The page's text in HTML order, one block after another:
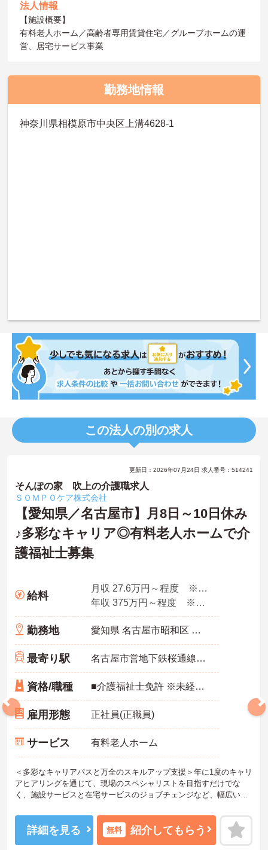
法人情報
【施設概要】
有料老人ホーム／高齢者専用賃貸住宅／グループホームの運
営、居宅サービス事業
勤務地情報
神奈川県相模原市中央区上溝4628-1
この法人の別の求人
更新日：2026年07月24日 求人番号：514241
そんぽの家 吹上の介護職求人
ＳＯＭＰＯケア株式会社
【愛知県／名古屋市】月8日～10日休み
♪多彩なキャリア◎有料老人ホームで介
護福祉士募集
給料
月収 27.6万円～程度 ※諸手当込み
年収 375万円～程度 ※想定年収
勤務地 愛知県 名古屋市昭和区 阿由知通2-6
最寄り駅 名古屋市営地下鉄桜通線「吹上(愛知)駅」徒歩4分
資格/職種 ■介護福祉士免許 ※未経験・ブランク可
雇用形態 正社員(正職員)
サービス 有料老人ホーム
＜多彩なキャリアパスと万全のスキルアップ支援＞年に1度のキャリ
アヒアリングを通じて、現場のスペシャリストを目指すだけでな
く、施設サービスと在宅サービスのジョブチェンジなど、幅広い経
＜プライベートも充実させる嬉しい福利厚生＞仕事の疲れを癒やす
ための制度も充実しています。各地のレジャー施設や宿泊が最大8
0％オフになる優待制度や、勤続5年ごとの「特別連続有給休暇（5
詳細を見る 無料 紹介してもらう